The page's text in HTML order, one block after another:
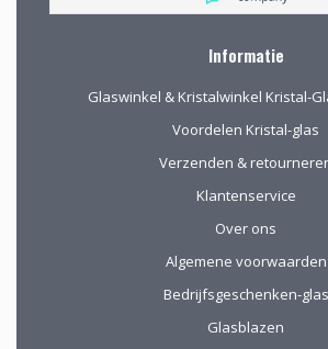
Informatie
Glaswinkel & Kristalwinkel Kristal-
Voordelen Kristal-glas
Verzenden &
Klantenservice
Over ons
Algemene voorwaarden
Bedrijfsgeschenken-glas
Glasblazen